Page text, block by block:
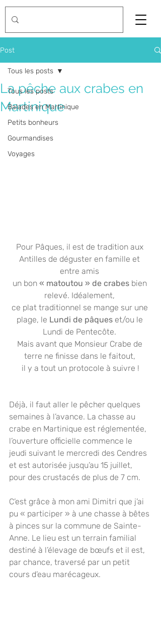
Post
Tous les posts
Balades en Martinique
Petits bonheurs
Gourmandises
Voyages
Tous les posts
La pêche aux crabes en
Martinique
Pour Pâques, il est de tradition aux
Antilles de déguster en famille et
entre amis
un bon « matoutou » de crabes bien
relevé. Idéalement,
ce plat traditionnel se mange sur une
plage, le Lundi de pâques et/ou le
Lundi de Pentecôte.
Mais avant que Monsieur Crabe de
terre ne finisse dans le faitout,
il y a tout un protocole à suivre !
Déjà, il faut aller le pêcher quelques
semaines à l’avance. La chasse au
crabe en Martinique est réglementée,
l’ouverture officielle commence le
jeudi suivant le mercredi des Cendres
et est autorisée jusqu’au 15 juillet,
pour des crustacés de plus de 7 cm.
C’est grâce à mon ami Dimitri que j’ai
pu « participer » à une chasse à bêtes
à pinces sur la commune de Sainte-
Anne. Le lieu est un terrain familial
destiné à l’élevage de bœufs et il est,
par chance, traversé par un petit
cours d’eau marécageux.